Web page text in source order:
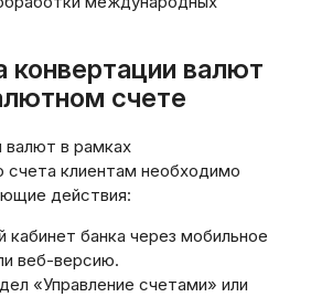
конвертации валют
счете
валют в рамках
счета клиентам необходимо
действия:
кабинет банка через мобильное
веб-версию.
«Управление счетами» или